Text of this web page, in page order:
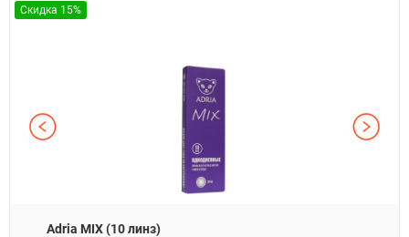
Скидка 15%
Adria MIX (10 линз)